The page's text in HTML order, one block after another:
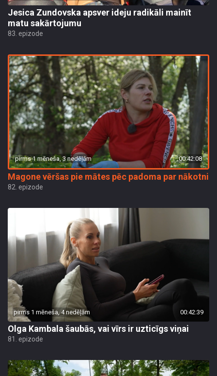
Jesica Zundovska apsver ideju radikāli mainīt
matu sakārtojumu
83. epizode
pirms 1 mēneša, 3 nedēļām 00:42:08
Magone vēršas pie mātes pēc padoma par nākotni
82. epizode
pirms 1 mēneša, 4 nedēļām 00:42:39
Olga Kambala šaubās, vai vīrs ir uzticīgs viņai
81. epizode